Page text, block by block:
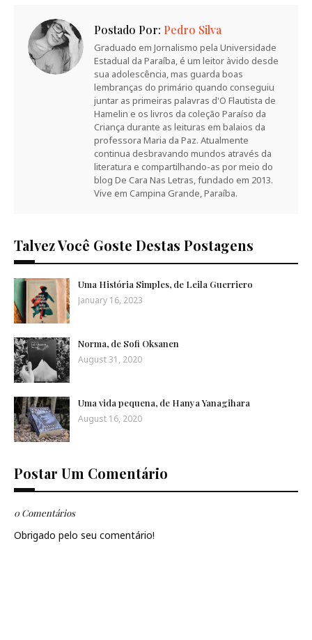
Postado Por: Pedro Silva
Graduado em Jornalismo pela Universidade
Estadual da Paraíba, é um leitor àvido desde
sua adolescência, mas guarda boas
lembranças do primário quando conseguiu
juntar as primeiras palavras d'O Flautista de
Hamelin e os livros da coleção Paraíso da
Criança durante as leituras em balaios da
professora Maria da Paz. Atualmente
continua desbravando mundos através da
literatura e compartilhando-as por meio do
blog De Cara Nas Letras, fundado em 2013.
Vive em Campina Grande, Paraíba.
Talvez Você Goste Destas Postagens
Uma História Simples, de Leila Guerriero
January 16, 2023
Norma, de Sofi Oksanen
August 31, 2020
Uma vida pequena, de Hanya Yanagihara
August 16, 2020
Postar Um Comentário
0 Comentários
Obrigado pelo seu comentário!